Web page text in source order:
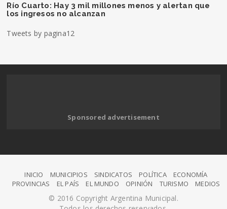
Río Cuarto: Hay 3 mil millones menos y alertan que
los ingresos no alcanzan
Tweets by pagina12
Sponsored advertisement
INICIO MUNICIPIOS SINDICATOS POLÍTICA
ECONOMÍA
PROVINCIAS
EL PAÍS EL MUNDO OPINIÓN TURISMO MEDIOS
© 2016 Copyright Argentina Municipal.